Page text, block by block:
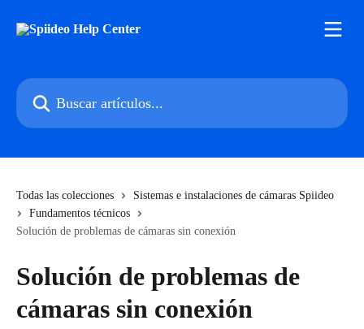
Buscar artículos...
Todas las colecciones
Sistemas e instalaciones de cámaras Spiideo
Fundamentos técnicos
Solución de problemas de cámaras sin conexión
Solución de problemas de
cámaras sin conexión